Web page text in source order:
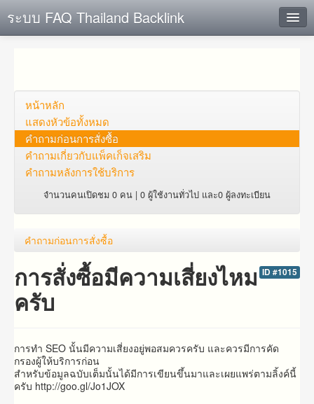
ระบบ FAQ Thailand Backlink
ตั้งคำถาม
ดูคำถาม
คุณต้องการที่จะลงทะเบียนหรือไม่?
หน้าหลัก
แสดงหัวข้อทั้งหมด
คำถาม​ก่อน​การ​สั่งซื้อ​
คำถาม​เกี่ยว​กับ​แพ็คเก็จ​เสริม
คำถามหลังการใช้บริการ
จำนวนคนเปิดชม 0 คน | 0 ผู้ใช้งานทั่วไป และ0 ผู้ลงทะเบียน
คำถาม​ก่อน​การ​สั่งซื้อ​
ID #1015
การสั่งซื้อมีความเสี่ยงไหม
ครับ
การทำ SEO นั้นมีความเสี่ยงอยู่พอสมควรครับ และควรมีการคัด
กรองผู้ให้บริการก่อน
สำหรับข้อมูลฉบับเต็มนั้นได้มีการเขียนขึ้นมาและเผยแพร่ตามลิ้งค์นี้
ครับ http://goo.gl/Jo1JOX